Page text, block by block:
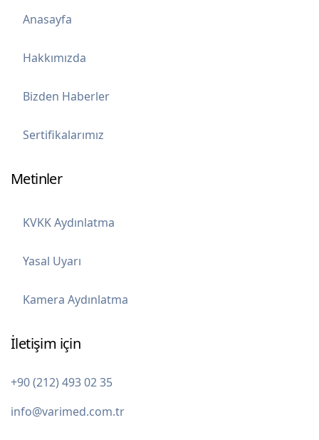
Anasayfa
Hakkımızda
Bizden Haberler
Sertifikalarımız
Metinler
KVKK Aydınlatma
Yasal Uyarı
Kamera Aydınlatma
İletişim için
+90 (212) 493 02 35
info@varimed.com.tr